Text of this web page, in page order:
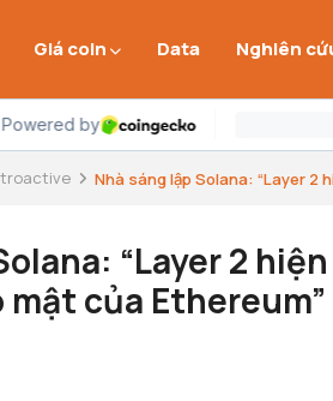
Giá coin Data Nghiên
Nhà sáng lập Solana: “Layer 2
“Layer 2
của Ethereum”